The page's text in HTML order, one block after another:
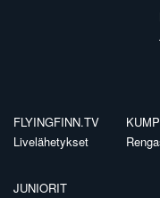
FLYINGFINN.TV
Livelähetykset
JUNIORIT